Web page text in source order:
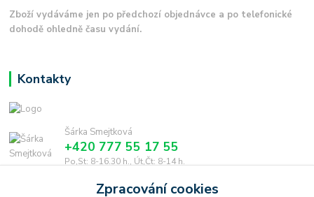
Zboží vydáváme jen po předchozí objednávce a po telefonické
dohodě ohledně času vydání.
Kontakty
Šárka Smejtková
+420 777 55 17 55
Po,St: 8-16.30 h., Út,Čt: 8-14 h.
smejtkova@trigonmedia.czZpracování cookies